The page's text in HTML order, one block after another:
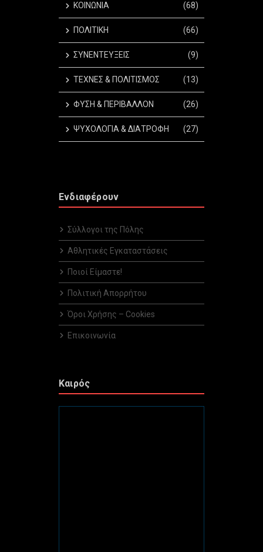
ΚΟΙΝΩΝΙΑ (68)
ΠΟΛΙΤΙΚΗ (66)
ΣΥΝΕΝΤΕΥΞΕΙΣ (9)
ΤΕΧΝΕΣ & ΠΟΛΙΤΙΣΜΟΣ (13)
ΦΥΣΗ & ΠΕΡΙΒΑΛΛΟΝ (26)
ΨΥΧΟΛΟΓΙΑ & ΔΙΑΤΡΟΦΗ (27)
Ενδιαφέρουν
Σύλλογοι της Πόλης
Αθλητικές Εγκαταστάσεις
Ποιοί Είμαστε!
Πολιτική Απορρήτου
Όροι Χρήσης – Cookies
Επικοινωνία
Καιρός